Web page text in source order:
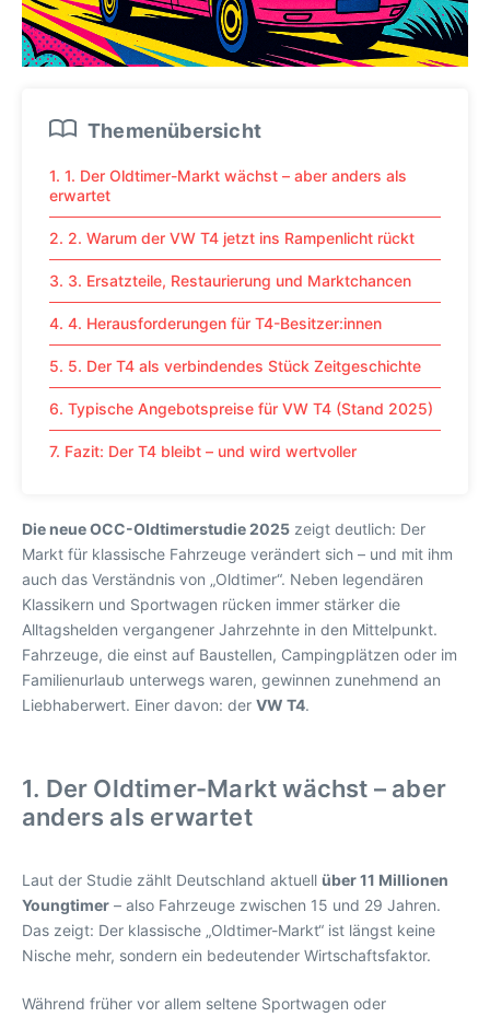
Themenübersicht
1. 1. Der Oldtimer-Markt wächst – aber anders als
erwartet
2. 2. Warum der VW T4 jetzt ins Rampenlicht rückt
3. 3. Ersatzteile, Restaurierung und Marktchancen
4. 4. Herausforderungen für T4-Besitzer:innen
5. 5. Der T4 als verbindendes Stück Zeitgeschichte
6. Typische Angebotspreise für VW T4 (Stand 2025)
7. Fazit: Der T4 bleibt – und wird wertvoller
Die neue OCC-Oldtimerstudie 2025 zeigt deutlich: Der
Markt für klassische Fahrzeuge verändert sich – und mit ihm
auch das Verständnis von „Oldtimer“. Neben legendären
Klassikern und Sportwagen rücken immer stärker die
Alltagshelden vergangener Jahrzehnte in den Mittelpunkt.
Fahrzeuge, die einst auf Baustellen, Campingplätzen oder im
Familienurlaub unterwegs waren, gewinnen zunehmend an
Liebhaberwert. Einer davon: der VW T4.
1. Der Oldtimer-Markt wächst – aber
anders als erwartet
Laut der Studie zählt Deutschland aktuell über 11 Millionen
Youngtimer – also Fahrzeuge zwischen 15 und 29 Jahren.
Das zeigt: Der klassische „Oldtimer-Markt“ ist längst keine
Nische mehr, sondern ein bedeutender Wirtschaftsfaktor.
Während früher vor allem seltene Sportwagen oder